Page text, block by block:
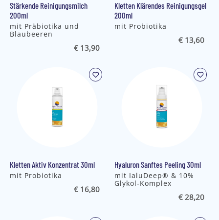
Stärkende Reinigungsmilch
200ml
mit Präbiotika und
Blaubeeren
€ 13,90
Kletten Klärendes Reinigungsgel
200ml
mit Probiotika
€ 13,60
Kletten Aktiv Konzentrat 30ml
mit Probiotika
€ 16,80
Hyaluron Sanftes Peeling 30ml
mit IaluDeep® & 10%
Glykol-Komplex
€ 28,20